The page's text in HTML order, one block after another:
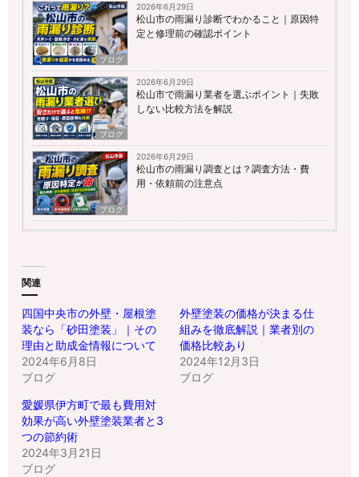
ブログ
2026年6月29日
松山市の雨漏り診断でわかること｜原因特
定と修理前の確認ポイント
ブログ
2026年6月29日
松山市で雨漏り業者を選ぶポイント｜失敗
しない比較方法を解説
ブログ
2026年6月29日
松山市の雨漏り調査とは？調査方法・費
用・依頼前の注意点
関連
四国中央市の外壁・屋根塗
装なら「砂田塗装」｜その
理由と助成金情報について
2024年6月8日
ブログ
外壁塗装の価格が決まる仕
組みを徹底解説｜業者別の
価格比較あり
2024年12月3日
ブログ
愛媛県伊方町で最も費用対
効果が高い外壁塗装業者と3
つの節約術
2024年3月21日
ブログ